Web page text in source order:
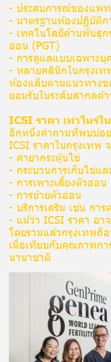
- ประสบการณ์ของแพ
- มาตรฐานห้องปฏิบัติก
- เทคโนโลยีด้านพันธุก
อ่อน (PGT)
- การดูแลแบบเฉพาะบุ
- หลายคลินิกในกรุงเท
ห้องแล็บตามแนวทางข
ยอมรับในระดับสากลด้
ICSI ราคา เท่าไหร่ใ
อีกหนึ่งคำถามที่พบบ่อ
ICSI ราคาในกรุงเทพ
- ค่ายากระตุ้นไข่
- กระบวนการเก็บไข่แ
- การเพาะเลี้ยงตัวอ่อน
- การย้ายตัวอ่อน
- บริการเสริม เช่น กา
- แม้ว่า ICSI ราคา อ
โดยรวมแล้วกรุงเทพถื
เมื่อเทียบกับคุณภาพกา
นานาชาติ